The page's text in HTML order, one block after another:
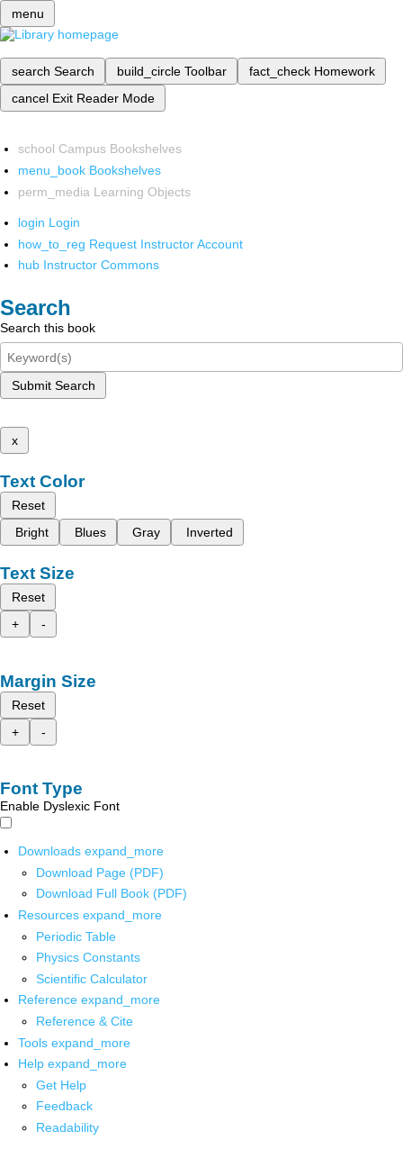
menu
search Search build_circle Toolbar fact_check Homework
cancel Exit Reader Mode
school Campus Bookshelves
menu_book Bookshelves
perm_media Learning Objects
login Login
how_to_reg Request Instructor Account
hub Instructor Commons
Search
Search this book
Submit Search
x
Text Color
Reset
Bright
Blues Gray Inverted
Text Size
Reset
+
-
Margin Size
Reset
+
-
Font Type
Enable Dyslexic Font
Downloads expand_more
Download Page (PDF)
Download Full Book (PDF)
Resources expand_more
Periodic Table
Physics Constants
Scientific Calculator
Reference expand_more
Reference & Cite
Tools expand_more
Help expand_more
Get Help
Feedback
Readability